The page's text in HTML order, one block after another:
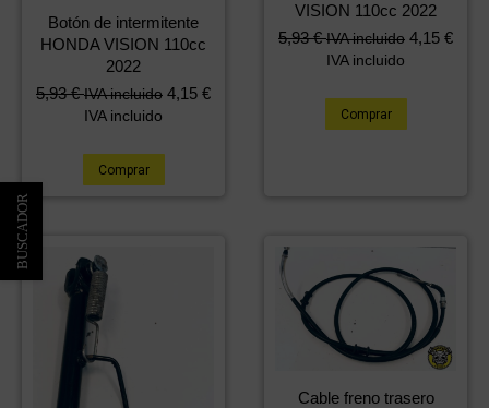
Botón de intermitente
HONDA VISION 110cc
2022
5,93€ IVA incluido 4,15 €
IVA incluido
Comprar
VISION 110cc 2022
5,93€ IVA incluido 4,15 €
IVA incluido
Comprar
Cable freno trasero